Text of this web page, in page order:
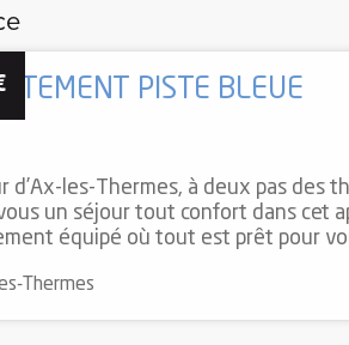
PISTE BLEUE
d’Ax-les-Thermes, à deux pas des
un séjour tout confort dans cet
équipé où tout est prêt pour
Thermes